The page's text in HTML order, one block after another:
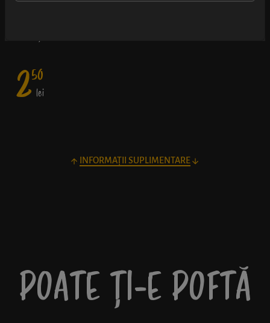
250
lei
INFORMAȚII SUPLIMENTARE
POATE ȚI-E POFTĂ